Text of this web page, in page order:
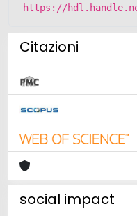
https://
Citazioni
social impact